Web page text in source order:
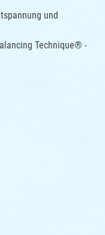
und
Technique® -